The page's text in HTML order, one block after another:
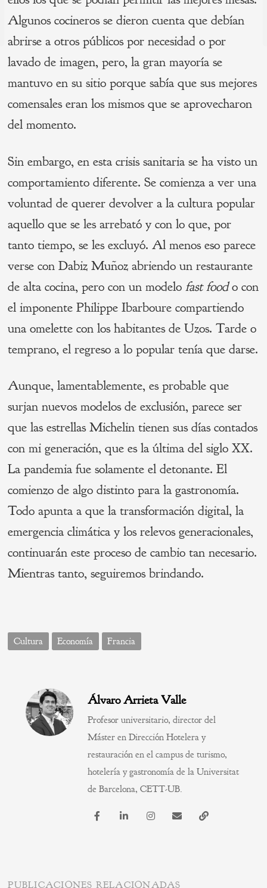
Algunos cocineros se dieron cuenta que debían
abrirse a otros públicos por necesidad o por
lavado de imagen, pero, la gran mayoría se
mantuvo en su sitio porque sabía que sus mejores
comensales eran los mismos que se aprovecharon
del momento.
Sin embargo, en esta crisis sanitaria se ha visto un
comportamiento diferente. Se comienza a ver una
voluntad de querer devolver a la cultura popular
aquello que se les arrebató y con lo que, por
tanto tiempo, se les excluyó. Al menos eso parece
verse con Dabiz Muñoz abriendo un restaurante
de alta cocina, pero con un modelofast foodo con
el imponente Philippe Ibarboure compartiendo
una omelette con los habitantes de Uzos. Tarde o
temprano, el regreso a lo popular tenía que darse.
Aunque, lamentablemente, es probable que
surjan nuevos modelos de exclusión, parece ser
que las estrellas Michelin tienen sus días contados
con mi generación, que es la última del siglo XX.
La pandemia fue solamente el detonante. El
comienzo de algo distinto para la gastronomía.
Todo apunta a que la transformación digital, la
emergencia climática y los relevos generacionales,
continuarán este proceso de cambio tan necesario.
Mientras tanto, seguiremos brindando.
Cultura Economía Francia
Álvaro Arrieta Valle
Profesor universitario, director del
Máster en Dirección Hotelera y
restauración en el campus de turismo,
hotelería y gastronomía de la Universitat
de Barcelona, CETT-UB.
PUBLICACIONES RELACIONADAS
de
entradas